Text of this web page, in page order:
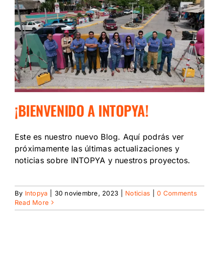
¡BIENVENIDO A INTOPYA!
Este es nuestro nuevo Blog. Aquí podrás ver
próximamente las últimas actualizaciones y
noticias sobre INTOPYA y nuestros proyectos.
By Intopya 30 noviembre, 2023 Noticias
0 Comments
Read More